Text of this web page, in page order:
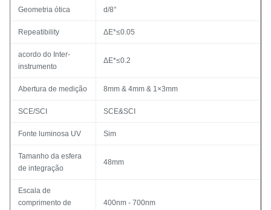
Geometria ótica d/8°
Repeatibility ΔE*≤0.05
acordo do Inter-
instrumento
ΔE*≤0.2
Abertura de medição 8mm & 4mm & 1×3mm
SCE/SCI SCE&SCI
Fonte luminosa UV Sim
Tamanho da esfera
de integração
48mm
Escala de
comprimento de
400nm - 700nm